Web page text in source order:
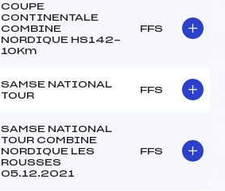
COUPE
CONTINENTALE
COMBINE
NORDIQUE HS142-
10Km
FFS
SAMSE NATIONAL
TOUR
FFS
SAMSE NATIONAL
TOUR COMBINE
NORDIQUE LES
ROUSSES
05.12.2021
FFS